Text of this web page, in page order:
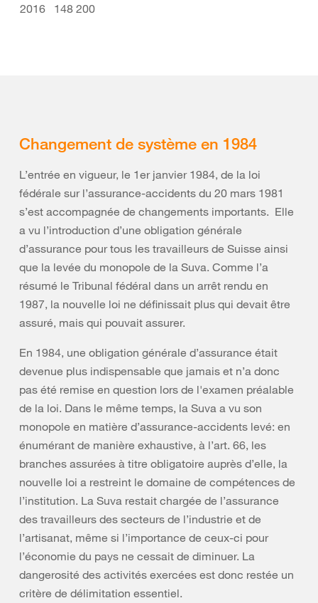
2016
148 200
Changement de système en 1984
L’entrée en vigueur, le 1er janvier 1984, de la loi
fédérale sur l’assurance-accidents du 20 mars 1981
s’est accompagnée de changements importants. Elle
a vu l’introduction d’une obligation générale
d’assurance pour tous les travailleurs de Suisse ainsi
que la levée du monopole de la Suva. Comme l’a
résumé le Tribunal fédéral dans un arrêt rendu en
1987, la nouvelle loi ne définissait plus qui devait être
assuré, mais qui pouvait assurer.
En 1984, une obligation générale d’assurance était
devenue plus indispensable que jamais et n’a donc
pas été remise en question lors de l'examen préalable
de la loi. Dans le même temps, la Suva a vu son
monopole en matière d’assurance-accidents levé: en
énumérant de manière exhaustive, à l’art. 66, les
branches assurées à titre obligatoire auprès d’elle, la
nouvelle loi a restreint le domaine de compétences de
l’institution. La Suva restait chargée de l’assurance
des travailleurs des secteurs de l’industrie et de
l’artisanat, même si l’importance de ceux-ci pour
l’économie du pays ne cessait de diminuer. La
dangerosité des activités exercées est donc restée un
critère de délimitation essentiel.